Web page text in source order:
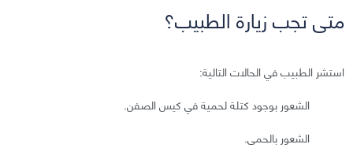
متى تجب زيارة الطبيب؟
استشر الطبيب في الحالات التالية:
الشعور بوجود كتلة لحمية في كيس الصفن.
الشعور بالحمى.